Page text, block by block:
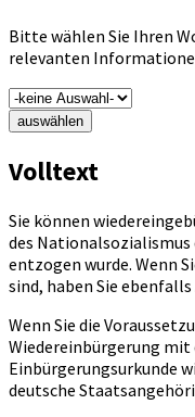
Bitte wählen Sie Ihren
relevanten
auswählen
Volltext
Sie können
des
entzogen wurde. Wenn
sind, haben Sie
Wenn Sie die
Wiedereinbürgerung mit
Einbürgerungsurkunde
deutsche